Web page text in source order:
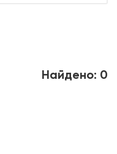
Найдено: 0